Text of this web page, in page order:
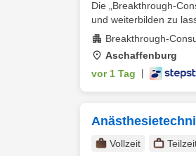
Die „Breakthrough-
und weiterbilden zu
Breakthrough-
Aschaffenburg
vor 1 Tag
Vollzeit